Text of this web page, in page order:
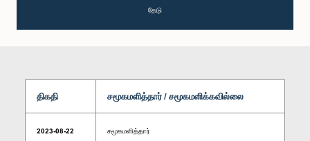
தேடு
திகதி சமூகமளித்தார் / சமூகமளிக்கவில்லை
2023-08-22 சமூகமளித்தார்